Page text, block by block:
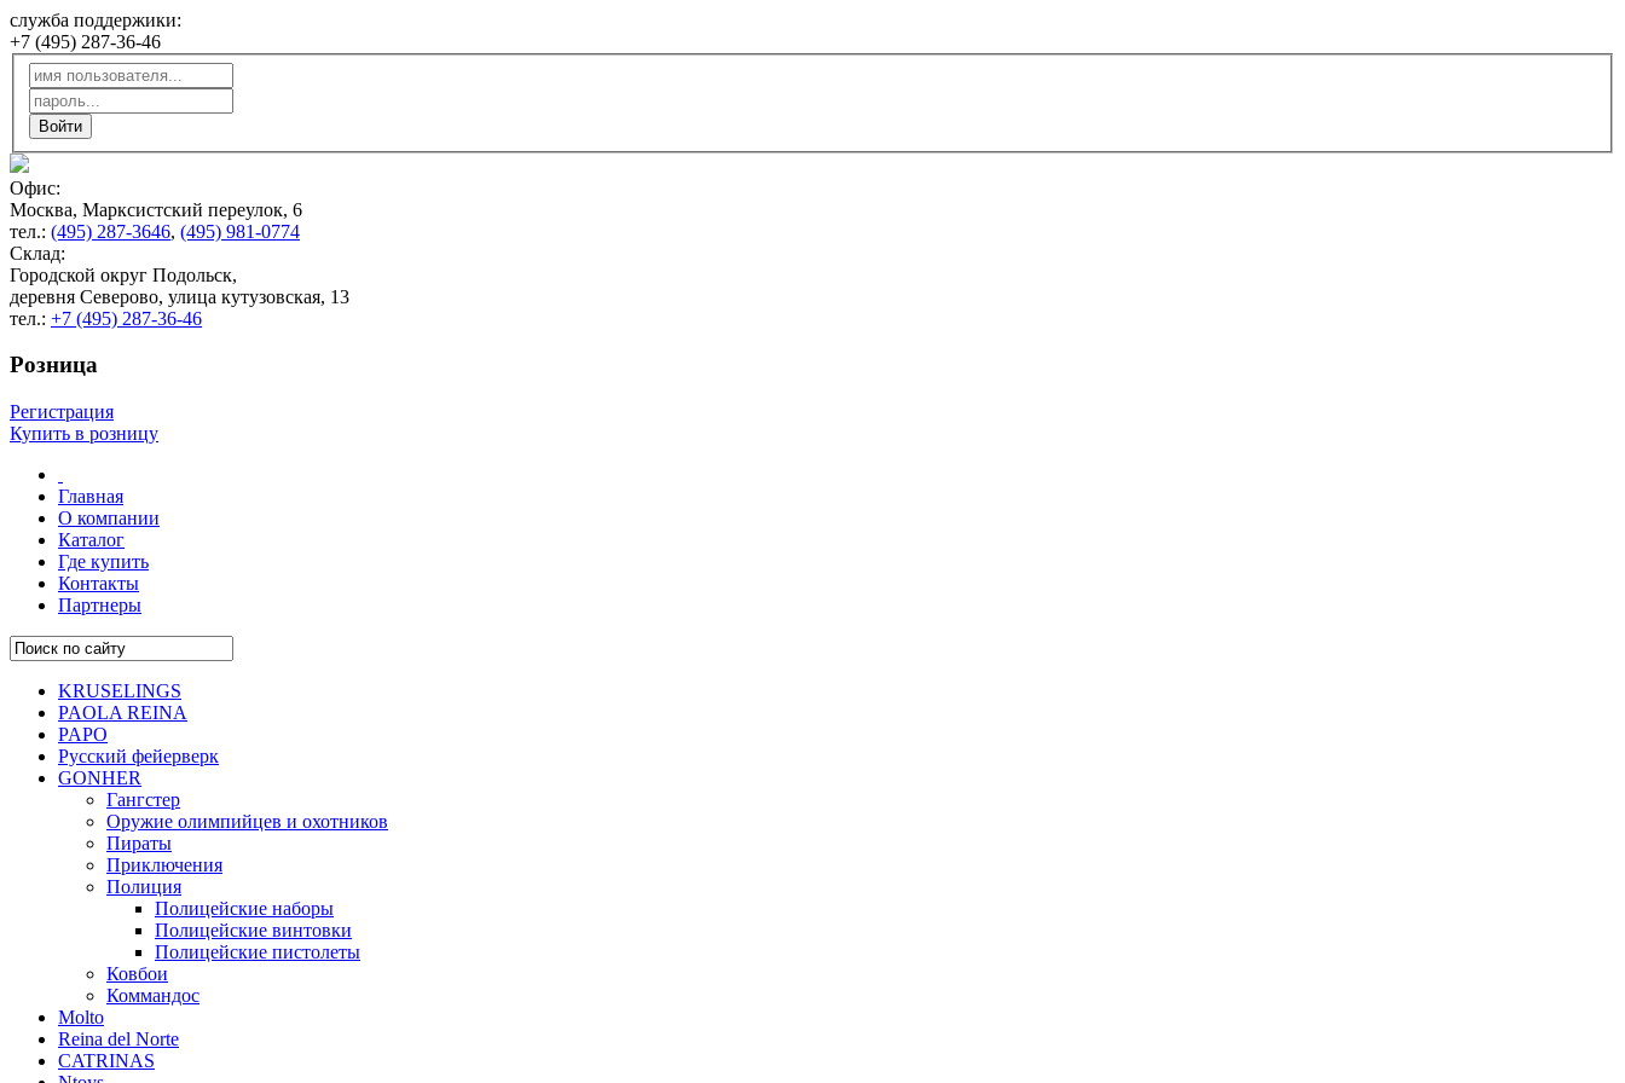
служба поддержики:
+7 (495) 287-36-46
Офис:
Москва, Марксистский переулок, 6
тел.: (495) 287-3646, (495) 981-0774
Склад:
Городской округ Подольск,
деревня Северово, улица кутузовская, 13
тел.: +7 (495) 287-36-46
Розница
Регистрация
Купить в розницу
Главная
О компании
Каталог
Где купить
Контакты
Партнеры
KRUSELINGS
PAOLA REINA
PAPO
Русский фейерверк
GONHER
Гангстер
Оружие олимпийцев и охотников
Пираты
Приключения
Полиция
Полицейские наборы
Полицейские винтовки
Полицейские пистолеты
Ковбои
Коммандос
Molto
Reina del Norte
CATRINAS